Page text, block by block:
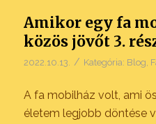
Amikor egy fa
közös jövőt 3.
2022.10.13. / Kategória: Blog
A fa mobilház volt, ami
életem legjobb döntése